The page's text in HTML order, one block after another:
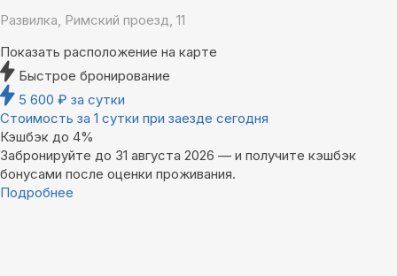
Развилка, Римский проезд, 11
Показать расположение на карте
Быстрое бронирование
5 600 ₽ за сутки
Стоимость за 1 сутки при заезде сегодня
Кэшбэк до 4%
Забронируйте до 31 августа 2026 — и получите кэшбэк
бонусами после оценки проживания.
Подробнее